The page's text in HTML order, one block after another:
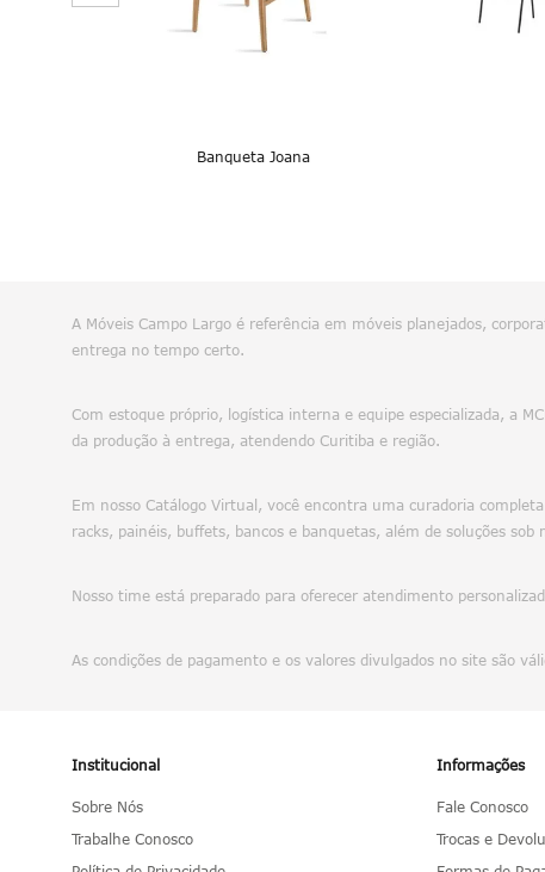
Banqueta Joana
A Móveis Campo Largo é referência em móveis planejados,
entrega no tempo certo.
Com estoque próprio, logística interna e equipe especializada, a
da produção à entrega, atendendo Curitiba e região.
Em nosso Catálogo Virtual, você encontra uma curadoria
racks, painéis, buffets, bancos e banquetas, além de soluções
Nosso time está preparado para oferecer atendimento
As condições de pagamento e os valores divulgados no site são
Institucional
Sobre Nós
Trabalhe Conosco
Informações
Fale Conosco
Trocas e